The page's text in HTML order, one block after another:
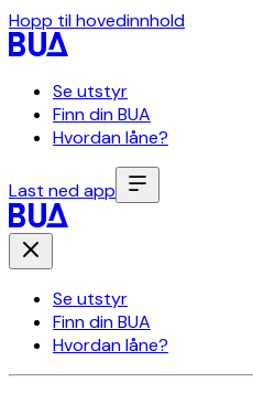
Hopp til hovedinnhold
Se utstyr
Finn din BUA
Hvordan låne?
Last ned app
Se utstyr
Finn din BUA
Hvordan låne?